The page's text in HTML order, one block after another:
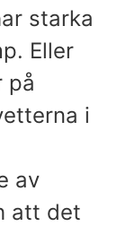
starka
Eller
på
i
av
att det